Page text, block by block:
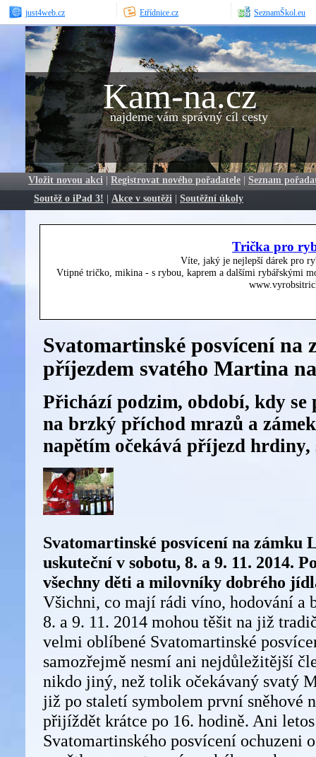
just4web.cz Etřídnice.cz SeznamŠkol.eu
Kam-na.cz
najdeme vám správný cíl cesty
Vložit novou akci | Registrovat nového pořadatele | Seznam
Soutěž o iPad 3! | Akce v soutěži | Soutěžní úkoly
Trička pro
Víte, jaký je nejlepší dárek pro
Vtipné tričko, mikina - s rybou, kaprem a dalšími rybářskými
Svatomartinské posvícení na
příjezdem svatého Martina
Přichází podzim, období, kdy
na brzký příchod mrazů a
napětím očekává příjezd
Svatomartinské posvícení na zámku
uskuteční v sobotu, 8. a 9. 11. 2014.
všechny děti a milovníky dobrého
Všichni, co mají rádi víno, hodování a
8. a 9. 11. 2014 mohou těšit na již
velmi oblíbené Svatomartinské
samozřejmě nesmí ani nejdůležitější
nikdo jiný, než tolik očekávaný svatý
již po staletí symbolem první sněhové
přijíždět krátce po 16. hodině. Ani
Svatomartinského posvícení ochuzeni